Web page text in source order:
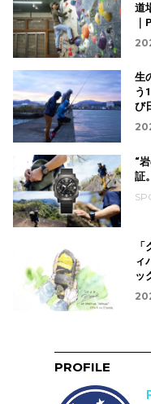
道
生
う
び
“
証
ィ
ッ
PROFILE